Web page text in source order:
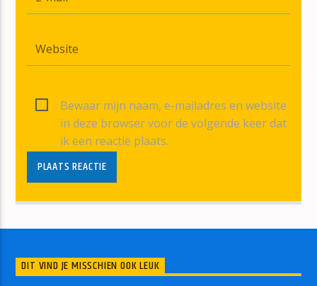
Bewaar mijn naam, e-mailadres en website
in deze browser voor de volgende keer dat
ik een reactie plaats.
DIT VIND JE MISSCHIEN OOK LEUK